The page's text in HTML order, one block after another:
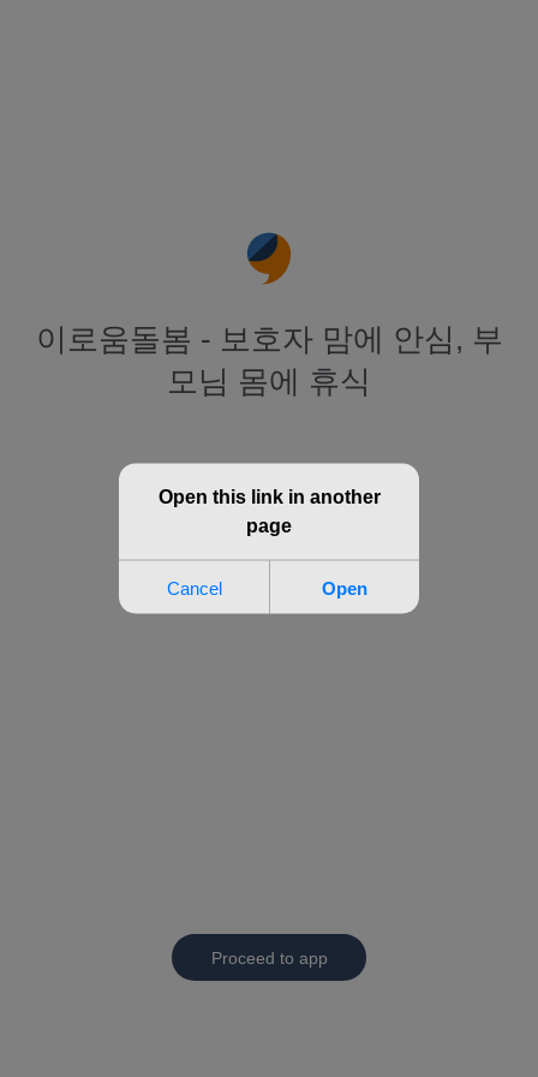
이로움돌봄 - 보호자 맘에 안심, 부
모님 몸에 휴식
Proceed to app